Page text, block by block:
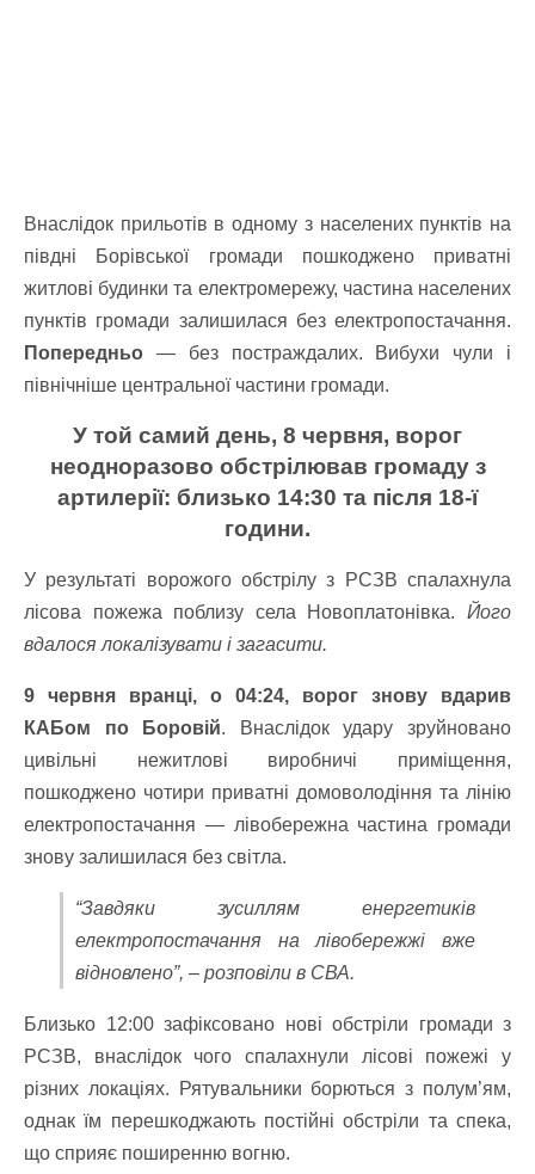
Внаслідок прильотів в одному з населених пунктів на
півдні Борівської громади пошкоджено приватні
житлові будинки та електромережу, частина населених
пунктів громади залишилася без електропостачання.
Попередньо — без постраждалих. Вибухи чули і
північніше центральної частини громади.
У той самий день, 8 червня, ворог
неодноразово обстрілював громаду з
артилерії: близько 14:30 та після 18-ї
години.
У результаті ворожого обстрілу з РСЗВ спалахнула
лісова пожежа поблизу села Новоплатонівка. Його
вдалося локалізувати і загасити.
9 червня вранці, о 04:24, ворог знову вдарив
КАБом по Боровій. Внаслідок удару зруйновано
цивільні нежитлові виробничі приміщення,
пошкоджено чотири приватні домоволодіння та лінію
електропостачання — лівобережна частина громади
знову залишилася без світла.
“Завдяки зусиллям енергетиків
електропостачання на лівобережжі вже
відновлено”, – розповіли в СВА.
Близько 12:00 зафіксовано нові обстріли громади з
РСЗВ, внаслідок чого спалахнули лісові пожежі у
різних локаціях. Рятувальники борються з полум’ям,
однак їм перешкоджають постійні обстріли та спека,
що сприяє поширенню вогню.